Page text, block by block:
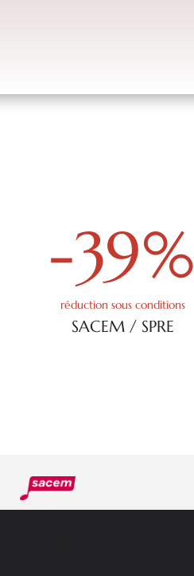
-39%
réduction sous conditions
SACEM / SPRE